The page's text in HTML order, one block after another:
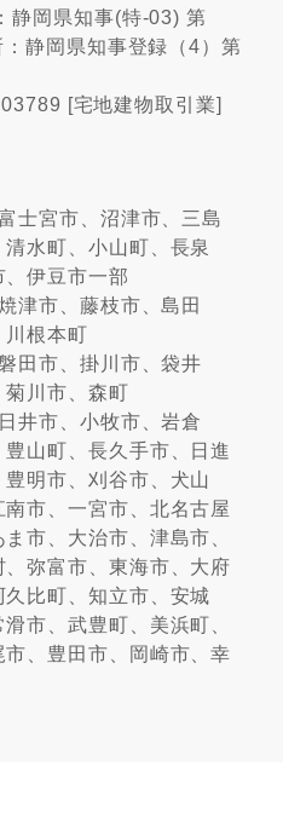
静岡県知事(特-03) 第
静岡県知事登録（4）第
[宅地建物取引業]
士宮市、沼津市、三島
水町、小山町、長泉
伊豆市一部
津市、藤枝市、島田
川根本町
田市、掛川市、袋井
川市、森町
井市、小牧市、岩倉
山町、長久手市、日進
明市、刈谷市、犬山
市、一宮市、北名古屋
市、大治市、津島市、
弥富市、東海市、大府
比町、知立市、安城
市、武豊町、美浜町、
、豊田市、岡崎市、幸